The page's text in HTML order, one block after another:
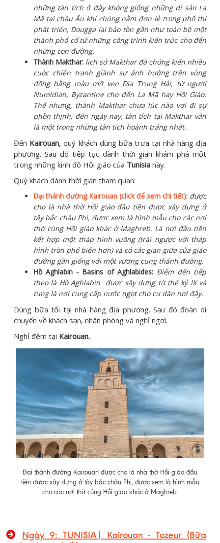
những tàn tích ở đây không giống những di sản La
Mã tại châu Âu khi chúng nằm đơn lẻ trong phố thị
phát triển, Dougga lại bảo tồn gần như toàn bộ một
thành phố cổ từ những công trình kiến trúc cho đến
những con đường.
Thành Makthar: lịch sử Makthar đã chứng kiến nhiều
cuộc chiến tranh giành sự ảnh hưởng trên vùng
đồng bằng màu mỡ ven Địa Trung Hải, từ người
Numidian, Byzantine cho đến La Mã hay Hồi Giáo.
Thế nhưng, thành Makthar chưa lúc nào vơi đi sự
phồn thịnh, đến ngày nay, tàn tích tại Makthar vẫn
là một trong những tàn tích hoành tráng nhất.
Đến Kairouan, quý khách dùng bữa trưa tại nhà hàng địa
phương. Sau đó tiếp tục dành thời gian khám phá một
trong những kinh đô Hồi giáo của Tunisia này.
Quý khách dành thời gian tham quan:
Đại thánh đường Kairouan (click để xem chi tiết): được
cho là nhà thờ Hồi giáo đầu tiên được xây dựng ở
tây bắc châu Phi, được xem là hình mẫu cho các nơi
thờ cúng Hồi giáo khác ở Maghreb. Là nơi đầu tiên
kết hợp một tháp hình vuông (trái ngược với tháp
hình tròn phổ biến hơn) và có các gian giữa của giáo
đường gần giống với một vương cung thánh đường.
Hồ Aghlabin - Basins of Aghlabides: Điểm đến tiếp
theo là Hồ Aghlabin được xây dựng từ thế kỷ IX và
từng là nơi cung cấp nước ngọt cho cư dân nơi đây.
Dùng bữa tối tại nhà hàng địa phương. Sau đó đoàn di
chuyển về khách sạn, nhận phòng và nghỉ ngơi.
Nghỉ đêm tại Kairouan.
Đại thánh đường Kairouan được cho là nhà thờ Hồi giáo đầu
tiên được xây dựng ở tây bắc châu Phi, được xem là hình mẫu
cho các nơi thờ cúng Hồi giáo khác ở Maghreb.
Ngày 9: TUNISIA| Kairouan - Tozeur (Bữa